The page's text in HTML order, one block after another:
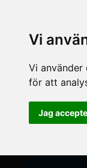
Vi
Vi
för att
Jag